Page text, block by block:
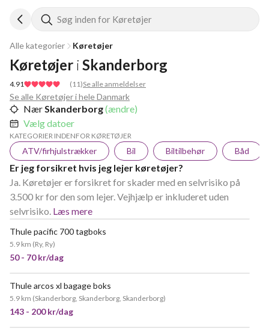
Søg inden for Køretøjer
Alle kategorier Køretøjer
4.91 ( 11)Se alle anmeldelser
Køretøjer i Skanderborg
Se alle Køretøjer i hele Danmark
NærSkanderborg(ændre)
Vælg datoer
KATEGORIER INDENFOR KØRETØJER
ATV/firhjulstrækker Bil Biltilbehør Båd
Er jeg forsikret hvis jeg lejer køretøjer?
Ja. Køretøjer er forsikret for skader med en selvrisiko på
3.500 kr for den som lejer. Vejhjælp er inkluderet uden
selvrisiko. Læs mere
Thule pacific 700 tagboks
5.9 km (Ry, Ry)
50 - 70 kr/dag
Thule arcos xl bagage boks
5.9 km (Skanderborg, Skanderborg, Skanderborg)
143 - 200 kr/dag